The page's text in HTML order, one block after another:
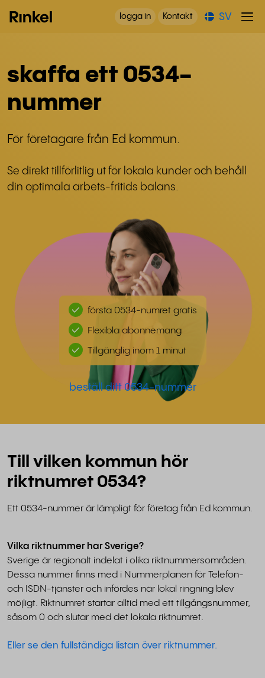
logga in Kontakt SV
skaffa ett 0534-
nummer
För företagare från Ed kommun.
Se direkt tillförlitlig ut för lokala kunder och behåll
din optimala arbets-fritids balans.
första 0534-numret gratis
Flexibla abonnemang
Tillgänglig inom 1 minut
beställ ditt 0534-nummer
Till vilken kommun hör
riktnumret 0534?
Ett 0534-nummer är lämpligt för företag från Ed kommun.
Vilka riktnummer har Sverige?
Sverige är regionalt indelat i olika riktnummersområden.
Dessa nummer finns med i Nummerplanen för Telefon-
och ISDN-tjänster och infördes när lokal ringning blev
möjligt. Riktnumret startar alltid med ett tillgångsnummer,
såsom 0 och slutar med det lokala riktnumret.
Eller se den fullständiga listan över riktnummer.